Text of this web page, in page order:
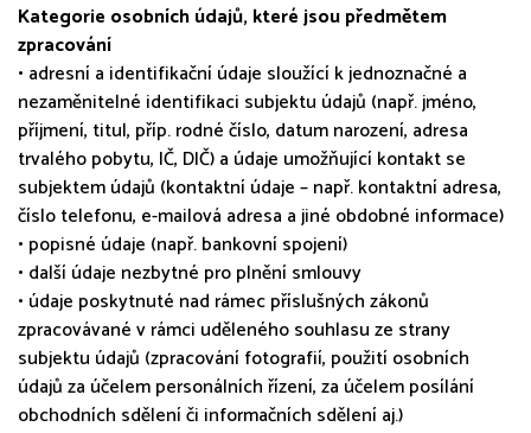
Kategorie osobních údajů, které jsou předmětem
zpracování
• adresní a identifikační údaje sloužící k jednoznačné a
nezaměnitelné identifikaci subjektu údajů (např. jméno,
příjmení, titul, příp. rodné číslo, datum narození, adresa
trvalého pobytu, IČ, DIČ) a údaje umožňující kontakt se
subjektem údajů (kontaktní údaje – např. kontaktní adresa,
číslo telefonu, e-mailová adresa a jiné obdobné informace)
• popisné údaje (např. bankovní spojení)
• další údaje nezbytné pro plnění smlouvy
• údaje poskytnuté nad rámec příslušných zákonů
zpracovávané v rámci uděleného souhlasu ze strany
subjektu údajů (zpracování fotografií, použití osobních
údajů za účelem personálních řízení, za účelem posílání
obchodních sdělení či informačních sdělení aj.)